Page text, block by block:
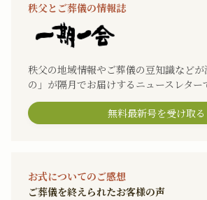
秩父とご葬儀の情報誌
秩父の地域情報やご葬儀の豆知識など
の」が隔月でお届けするニュースレター
無料最新号を受け取る
お式についてのご感想
ご葬儀を終えられたお客様の声